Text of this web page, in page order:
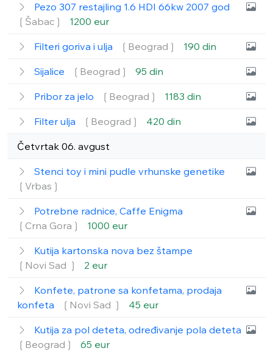
Pezo 307 restajling 1.6 HDI 66kw 2007 god
❲Šabac❳
1200 eur
Filteri goriva i ulja ❲Beograd❳ 190 din
Sijalice ❲Beograd❳ 95 din
Pribor za jelo ❲Beograd❳ 1183 din
Filter ulja ❲Beograd❳ 420 din
Četvrtak 06. avgust
Stenci toy i mini pudle vrhunske genetike
❲Vrbas❳
Potrebne radnice, Caffe Enigma
❲Crna Gora❳
1000 eur
Kutija kartonska nova bez štampe
❲Novi Sad ❳
2 eur
Konfete, patrone sa konfetama, prodaja
konfeta
❲Novi Sad ❳ 45 eur
Kutija za pol deteta, određivanje pola deteta
❲Beograd❳
65 eur